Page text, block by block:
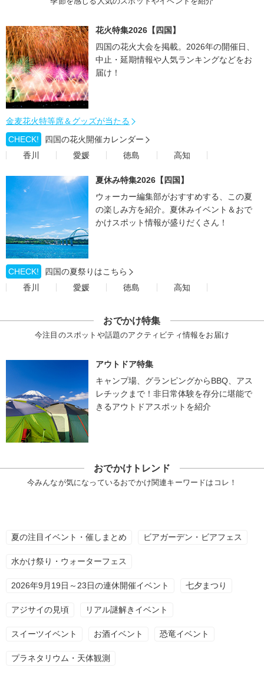
花火特集2026【四国】
四国の花火大会を掲載。2026年の開催日、
中止・延期情報や人気ランキングなどをお
届け！
金麦花火特等席＆グッズが当たる
CHECK!
四国の花火開催カレンダー
香川
愛媛 徳島 高知
夏休み特集2026【四国】
ウォーカー編集部がおすすめする、この夏
の楽しみ方を紹介。夏休みイベント＆おで
かけスポット情報が盛りだくさん！
CHECK!
四国の夏祭りはこちら
香川
愛媛 徳島 高知
おでかけ特集
今注目のスポットや話題のアクティビティ情報をお届け
アウトドア特集
キャンプ場、グランピングからBBQ、アス
レチックまで！非日常体験を存分に堪能で
きるアウトドアスポットを紹介
おでかけトレンド
今みんなが気になっているおでかけ関連キーワードはコレ！
夏の注目イベント・催しまとめ ビアガーデン・ビアフェス
水かけ祭り・ウォーターフェス
2026年9月19日～23日の連休開催イベント 七夕まつり
アジサイの見頃 リアル謎解きイベント
スイーツイベント お酒イベント 恐竜イベント
プラネタリウム・天体観測